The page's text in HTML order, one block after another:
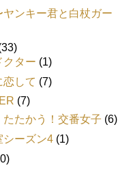
ヤンキー君と白杖ガー
クター (1)
恋して (7)
(7)
たかう！交番女子 (6)
シーズン4 (1)